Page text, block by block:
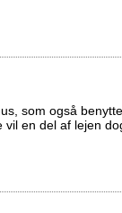
som også
en del af lejen